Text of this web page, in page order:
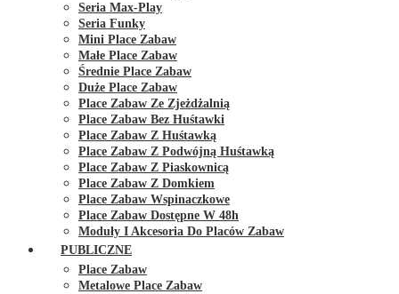
Seria Max-Play
Seria Funky
Mini Place Zabaw
Małe Place Zabaw
Średnie Place Zabaw
Duże Place Zabaw
Place Zabaw Ze Zjeżdżalnią
Place Zabaw Bez Huśtawki
Place Zabaw Z Huśtawką
Place Zabaw Z Podwójną Huśtawką
Place Zabaw Z Piaskownicą
Place Zabaw Z Domkiem
Place Zabaw Wspinaczkowe
Place Zabaw Dostępne W 48h
Moduły I Akcesoria Do Placów Zabaw
PUBLICZNE
Place Zabaw
Metalowe Place Zabaw